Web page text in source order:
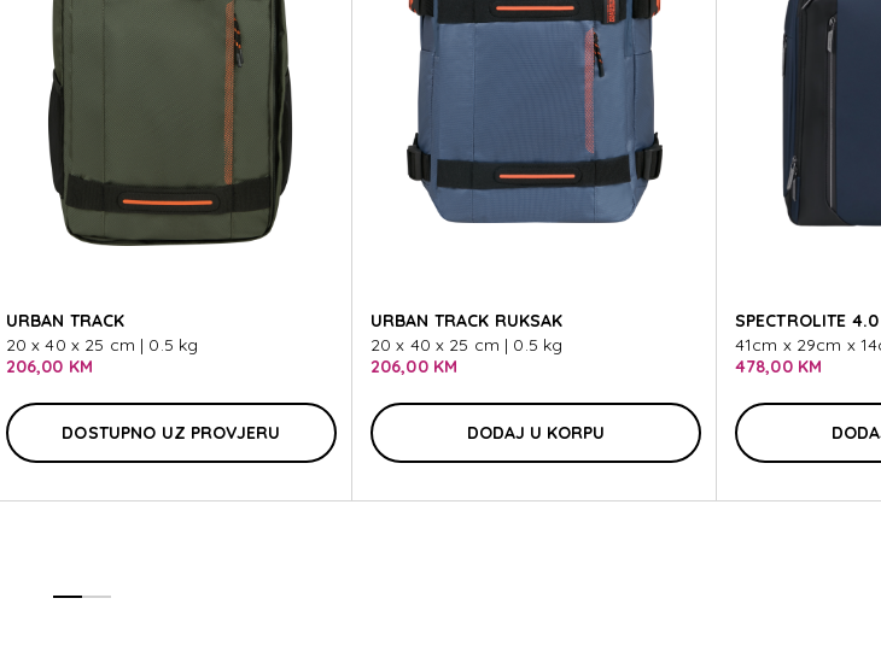
URBAN TRACK
20 x 40 x 25 cm | 0.5 kg
206,00 KM
DOSTUPNO UZ PROVJERU
URBAN TRACK RUKSAK
20 x 40 x 25 cm | 0.5 kg
206,00 KM
DODAJ U KORPU
SPECTROLITE 4.0
41cm x 29cm x
478,00 KM